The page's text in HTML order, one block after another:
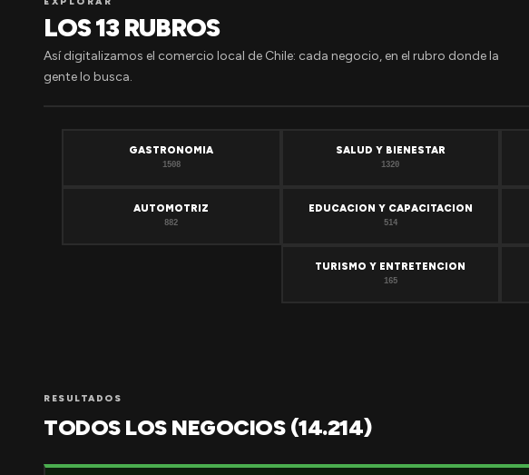
LOS 13 RUBROS
Así digitalizamos el comercio local de Chile: cada negocio, en el rubro donde la
gente lo busca.
GASTRONOMIA
1508
SALUD Y BIENESTAR
1320
AUTOMOTRIZ
882
EDUCACION Y CAPACITACION
514
TURISMO Y ENTRETENCION
165
RESULTADOS
TODOS LOS NEGOCIOS (14.214)